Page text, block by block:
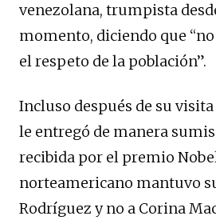
venezolana, trumpista
momento, diciendo que
el respeto de la población”.
Incluso después de su
le entregó de manera
recibida por el premio
norteamericano mantuvo
Rodríguez y no a Corina